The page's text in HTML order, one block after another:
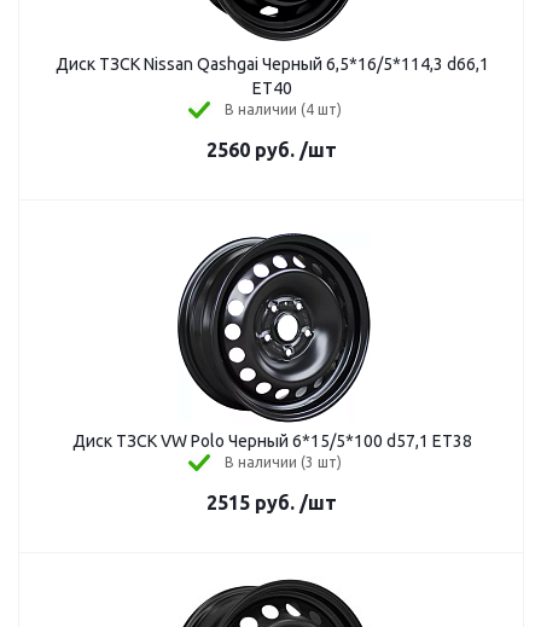
Диск ТЗСК Nissan Qashgai Черный 6,5*16/5*114,3 d66,1
ЕТ40
В наличии (4 шт)
2560 руб. /шт
Диск ТЗСК VW Polo Черный 6*15/5*100 d57,1 ЕТ38
В наличии (3 шт)
2515 руб. /шт